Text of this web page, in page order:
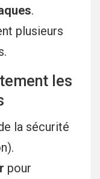
.
plusieurs
les
la sécurité
pour